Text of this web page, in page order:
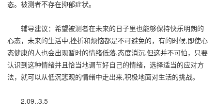
态。被测者不存在抑郁症状。
辅导建议：希望被测者在未来的日子里也能够保持快乐明朗的
心态，未来的生活中,挫折和烦恼都是不可避免的，有的时候,即使心
态健康的人也会出现暂时的情绪低落,态度消沉,但这并不可怕，只要
认识到这种情绪并且恰当地调节好自己的情绪，选择适当的应对方
法，就可以从低沉悲观的情绪中走出来,积极地面对生活的挑战。
2.09..3.5